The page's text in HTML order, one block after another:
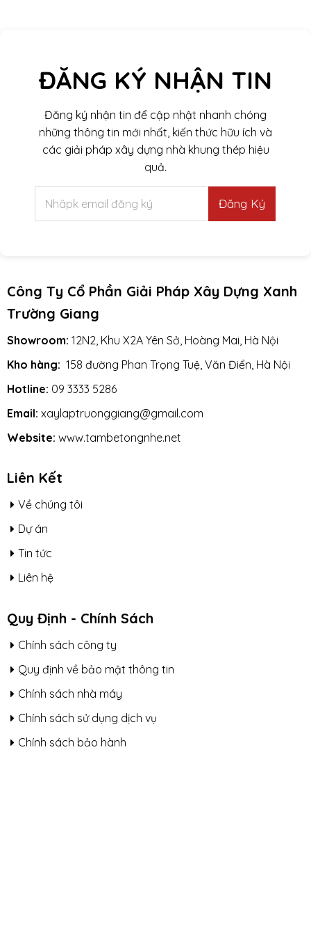
ĐĂNG KÝ NHẬN TIN
Đăng ký nhận tin để cập nhật nhanh chóng
những thông tin mới nhất, kiến thức hữu ích và
các giải pháp xây dựng nhà khung thép hiệu
quả.
Đăng Ký
Công Ty Cổ Phần Giải Pháp Xây Dựng Xanh
Trường Giang
Showroom: 12N2, Khu X2A Yên Sở, Hoàng Mai, Hà Nội
Kho hàng: 158 đường Phan Trọng Tuệ, Văn Điển, Hà Nội
Hotline: 09 3333 5286
Email: xaylaptruonggiang@gmail.com
Website: www.tambetongnhe.net
Liên Kết
Về chúng tôi
Dự án
Tin tức
Liên hệ
Quy Định - Chính Sách
Chính sách công ty
Quy định về bảo mật thông tin
Chính sách nhà máy
Chính sách sử dụng dịch vụ
Chính sách bảo hành